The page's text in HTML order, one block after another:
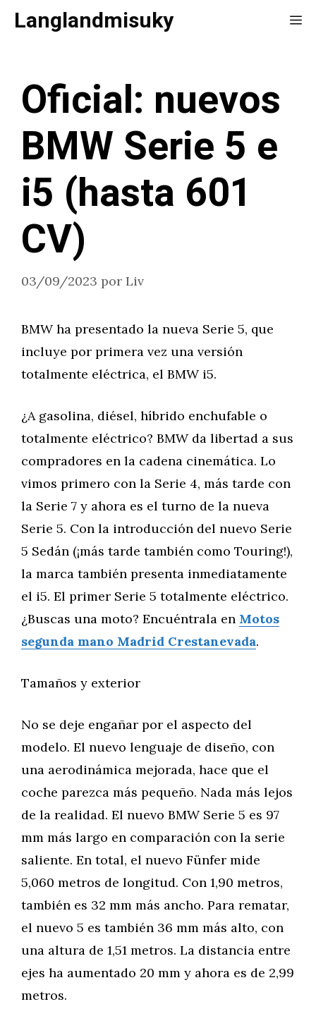
SaltarLanglandmisuky
Oficial: nuevos
BMW Serie 5 e
i5 (hasta 601
CV)
03/09/2023 por Liv
BMW ha presentado la nueva Serie 5, que
incluye por primera vez una versión
totalmente eléctrica, el BMW i5.
¿A gasolina, diésel, híbrido enchufable o
totalmente eléctrico? BMW da libertad a sus
compradores en la cadena cinemática. Lo
vimos primero con la Serie 4, más tarde con
la Serie 7 y ahora es el turno de la nueva
Serie 5. Con la introducción del nuevo Serie
5 Sedán (¡más tarde también como Touring!),
la marca también presenta inmediatamente
el i5. El primer Serie 5 totalmente eléctrico.
¿Buscas una moto? Encuéntrala en Motos
segunda mano Madrid Crestanevada.
Tamaños y exterior
No se deje engañar por el aspecto del
modelo. El nuevo lenguaje de diseño, con
una aerodinámica mejorada, hace que el
coche parezca más pequeño. Nada más lejos
de la realidad. El nuevo BMW Serie 5 es 97
mm más largo en comparación con la serie
saliente. En total, el nuevo Fünfer mide
5,060 metros de longitud. Con 1,90 metros,
también es 32 mm más ancho. Para rematar,
el nuevo 5 es también 36 mm más alto, con
una altura de 1,51 metros. La distancia entre
ejes ha aumentado 20 mm y ahora es de 2,99
metros.